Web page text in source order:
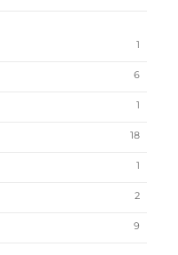
1
6
1
18
1
2
9